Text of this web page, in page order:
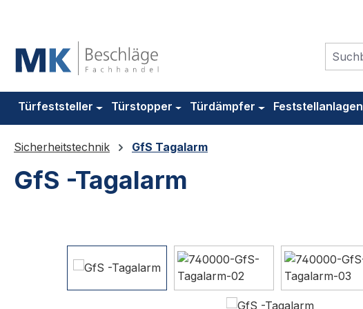
Türfeststeller Türstopper Türdämpfer Feststellanlagen
Sicherheitstechnik GfS Tagalarm
GfS -Tagalarm